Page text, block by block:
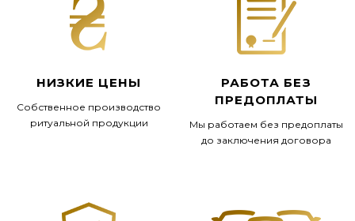
НИЗКИЕ ЦЕНЫ
Собственное производство
ритуальной продукции
РАБОТА БЕЗ
ПРЕДОПЛАТЫ
Мы работаем без предоплаты
до заключения договора